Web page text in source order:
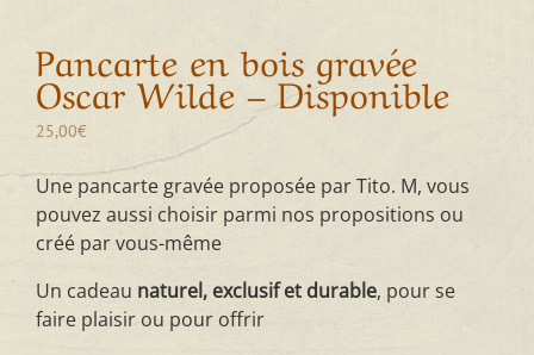
Pancarte en bois gravée
Oscar Wilde – Disponible
25,00€
Une pancarte gravée proposée par Tito. M, vous
pouvez aussi choisir parmi nos propositions ou
créé par vous-même
Un cadeau naturel, exclusif et durable, pour se
faire plaisir ou pour offrir